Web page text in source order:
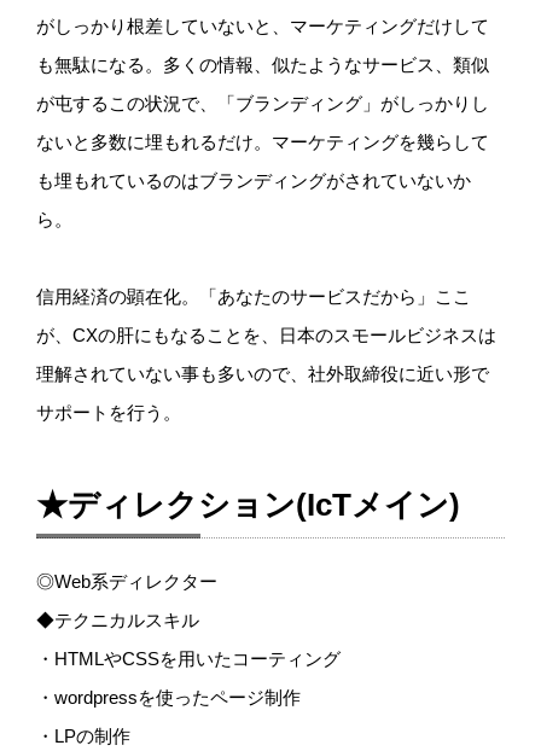
がしっかり根差していないと、マーケティングだけして
も無駄になる。多くの情報、似たようなサービス、類似
が屯するこの状況で、「ブランディング」がしっかりし
ないと多数に埋もれるだけ。マーケティングを幾らして
も埋もれているのはブランディングがされていないか
ら。
信用経済の顕在化。「あなたのサービスだから」ここ
が、CXの肝にもなることを、日本のスモールビジネスは
理解されていない事も多いので、社外取締役に近い形で
サポートを行う。
★ディレクション(IcTメイン)
◎Web系ディレクター
◆テクニカルスキル
・HTMLやCSSを用いたコーティング
・wordpressを使ったページ制作
・LPの制作